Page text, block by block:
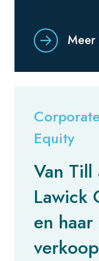
Equity
Van Till
Lawick
en